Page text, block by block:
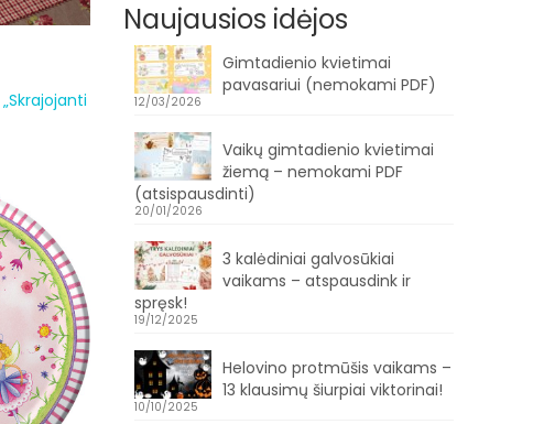
„Skrajojanti
Naujausios idėjos
Gimtadienio kvietimai
pavasariui (nemokami PDF)
12/03/2026
Vaikų gimtadienio kvietimai
žiemą – nemokami PDF
(atsispausdinti)
20/01/2026
3 kalėdiniai galvosūkiai
vaikams – atspausdink ir
spręsk!
19/12/2025
Helovino protmūšis vaikams –
13 klausimų šiurpiai viktorinai!
10/10/2025